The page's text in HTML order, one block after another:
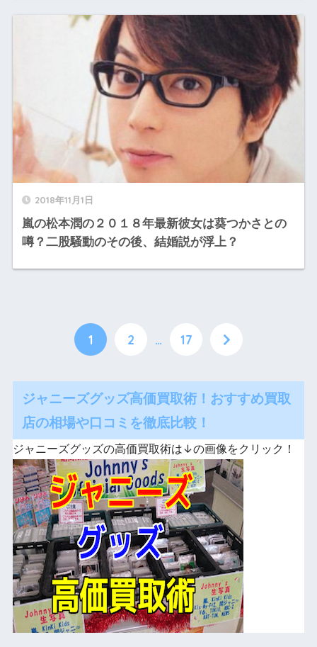
2018年11月1日
嵐の松本潤の２０１８年最新彼女は葵つかさとの
噂？二股騒動のその後、結婚説が浮上？
1 2 … 17
ジャニーズグッズ高価買取術！おすすめ買取
店の相場や口コミを徹底比較！
ジャニーズグッズの高価買取術は↓の画像をクリック！